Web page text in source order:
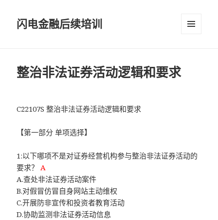
闪电金融后续培训
整治非法证券活动逻辑和要求
C22107S 整治非法证券活动逻辑和要求
【第一部分 单项选择】
1:以下哪项不是对证券经营机构参与整治非法证券活动的
要求？A
A.查处非法证券活动案件
B.对假冒仿冒自身网站主动维权
C.开展防非宣传和投资者教育活动
D.协助监测非法证券活动信息